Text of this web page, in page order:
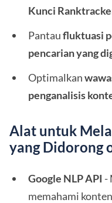
Kunci
Pantaufluktuasi
pencarian yang
Optimalkan
penganalisis
Alat untuk
yang Didorong
Google NLP API -
memahami